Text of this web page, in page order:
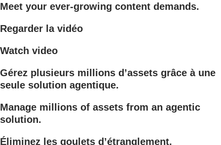
Meet your ever-growing content demands.
Regarder la vidéo
Watch video
Gérez plusieurs millions d’assets grâce à une
seule solution agentique.
Manage millions of assets from an agentic
solution.
Éliminez les goulets d’étranglement.